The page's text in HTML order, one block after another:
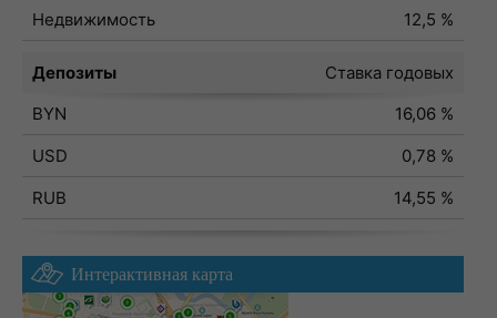
Недвижимость
12,5 %
Депозиты
Ставка годовых
BYN
16,06 %
USD
0,78 %
RUB
14,55 %
Интерактивная карта